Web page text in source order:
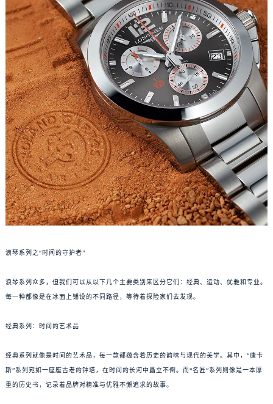
浪琴系列之“时间的守护者”
浪琴系列众多，但我们可以从以下几个主要类别来区分它们：经典、运动、优雅和专业。
每一种都像是在冰面上铺设的不同路径，等待着探险家们去发现。
经典系列：时间的艺术品
经典系列就像是时间的艺术品，每一款都蕴含着历史的韵味与现代的美学。其中，“康卡
斯”系列宛如一座座古老的钟塔，在时间的长河中矗立不倒。而“名匠”系列则像是一本厚
重的历史书，记录着品牌对精准与优雅不懈追求的故事。